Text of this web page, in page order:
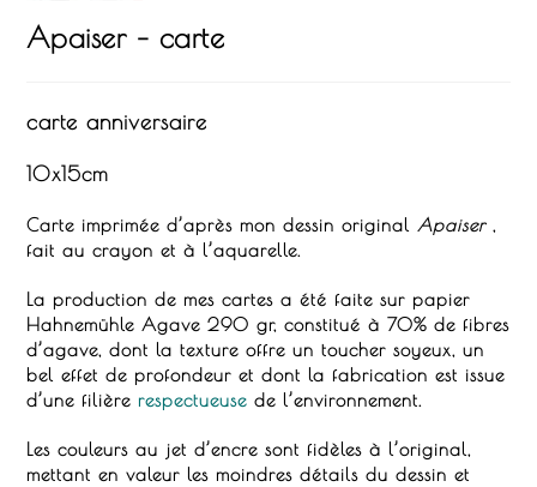
Apaiser – carte
carte anniversaire
10x15cm
Carte imprimée d’après mon dessin originalApaiser,
fait au crayon et à l’aquarelle.
La production de mes cartes a été faite sur papier
Hahnemühle Agave290 gr, constitué à 70% de fibres
d’agave, dont la texture offre un toucher soyeux, un
bel effet de profondeur et dont la fabrication est issue
d’une filièrerespectueuse de l’environnement.
Les couleurs au jet d’encre sont fidèles à l’original,
mettant en valeur les moindres détails du dessin et